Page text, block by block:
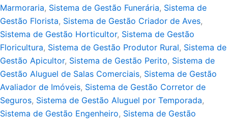
Marmoraria, Sistema de Gestão Funerária, Sistema de
Gestão Florista, Sistema de Gestão Criador de Aves,
Sistema de Gestão Horticultor, Sistema de Gestão
Floricultura, Sistema de Gestão Produtor Rural, Sistema de
Gestão Apicultor, Sistema de Gestão Perito, Sistema de
Gestão Aluguel de Salas Comerciais, Sistema de Gestão
Avaliador de Imóveis, Sistema de Gestão Corretor de
Seguros, Sistema de Gestão Aluguel por Temporada,
Sistema de Gestão Engenheiro, Sistema de Gestão